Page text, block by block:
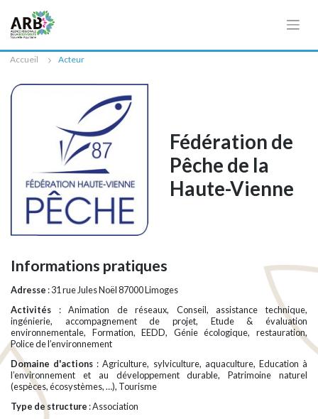
Accueil Acteur
Fédération de
Pêche de la
Haute-Vienne
Informations pratiques
Adresse : 31 rue Jules Noël 87000 Limoges
Activités : Animation de réseaux, Conseil, assistance technique,
ingénierie, accompagnement de projet, Etude & évaluation
environnementale, Formation, EEDD, Génie écologique, restauration,
Police de l’environnement
Domaine d'actions : Agriculture, sylviculture, aquaculture, Education à
l’environnement et au développement durable, Patrimoine naturel
(espèces, écosystèmes, …), Tourisme
Type de structure : Association